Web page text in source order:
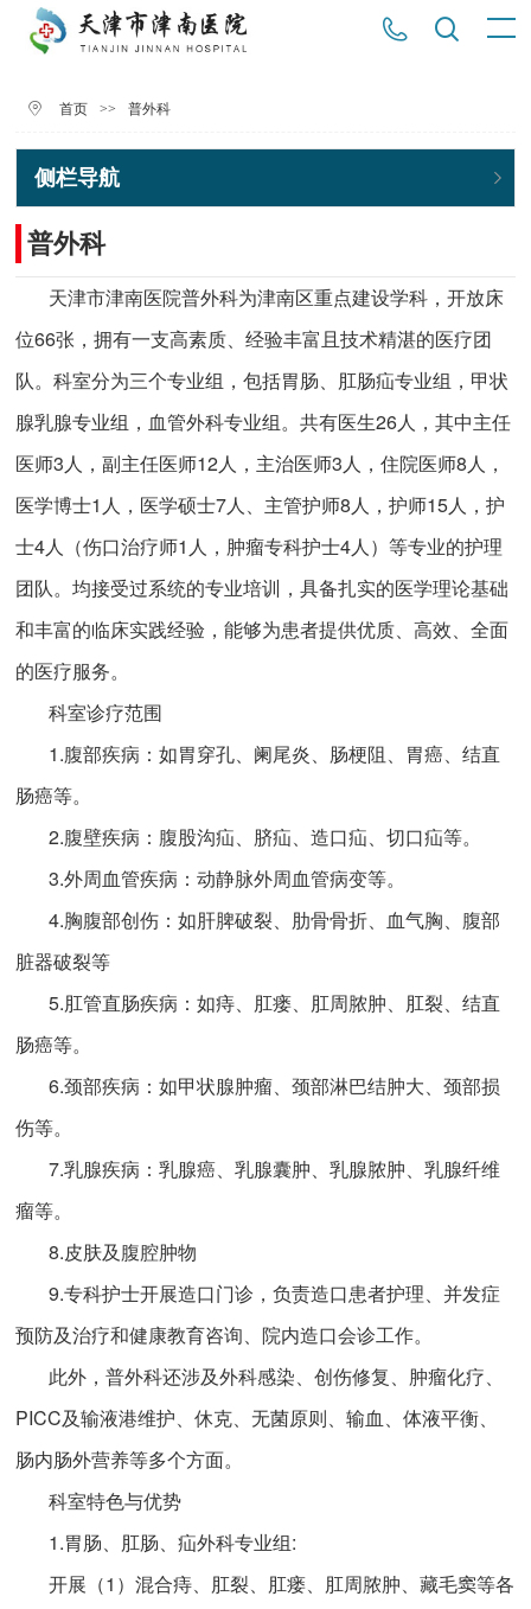
首页 >> 普外科
侧栏导航
普外科
天津市津南医院普外科为津南区重点建设学科，开放床
位66张，拥有一支高素质、经验丰富且技术精湛的医疗团
队。科室分为三个专业组，包括胃肠、肛肠疝专业组，甲状
腺乳腺专业组，血管外科专业组。共有医生26人，其中主任
医师3人，副主任医师12人，主治医师3人，住院医师8人，
医学博士1人，医学硕士7人、主管护师8人，护师15人，护
士4人（伤口治疗师1人，肿瘤专科护士4人）等专业的护理
团队。均接受过系统的专业培训，具备扎实的医学理论基础
和丰富的临床实践经验，能够为患者提供优质、高效、全面
的医疗服务。
科室诊疗范围
1.腹部疾病：如胃穿孔、阑尾炎、肠梗阻、胃癌、结直
肠癌等。
2.腹壁疾病：腹股沟疝、脐疝、造口疝、切口疝等。
3.外周血管疾病：动静脉外周血管病变等。
4.胸腹部创伤：如肝脾破裂、肋骨骨折、血气胸、腹部
脏器破裂等
5.肛管直肠疾病：如痔、肛瘘、肛周脓肿、肛裂、结直
肠癌等。
6.颈部疾病：如甲状腺肿瘤、颈部淋巴结肿大、颈部损
伤等。
7.乳腺疾病：乳腺癌、乳腺囊肿、乳腺脓肿、乳腺纤维
瘤等。
8.皮肤及腹腔肿物
9.专科护士开展造口门诊，负责造口患者护理、并发症
预防及治疗和健康教育咨询、院内造口会诊工作。
此外，普外科还涉及外科感染、创伤修复、肿瘤化疗、
PICC及输液港维护、休克、无菌原则、输血、体液平衡、
肠内肠外营养等多个方面。
科室特色与优势
1.胃肠、肛肠、疝外科专业组:
开展（1）混合痔、肛裂、肛瘘、肛周脓肿、藏毛窦等各